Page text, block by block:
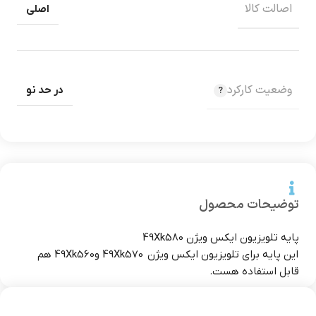
توضیحات محصول
پایه تلویزیون ایکس ویژن 49Xk580
این پایه برای تلویزیون ایکس ویژن 49Xk570 و49Xk560 هم
قابل استفاده هست.
اصالت کالا اصلی
وضعیت کارکرد در حد نو